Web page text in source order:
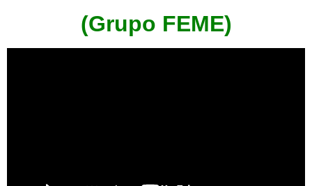
(Grupo FEME)